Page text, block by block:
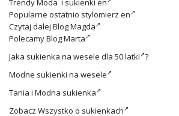
Trendy Moda i sukienki en
Popularne ostatnio stylomierz en
Czytaj dalej Blog Magda
PolecamyBlog Marta
Jaka sukienka na wesele dla 50 latki ?
Modne sukienki na wesele
Tania i Modna sukienka
Zobacz Wszystko o sukienkach